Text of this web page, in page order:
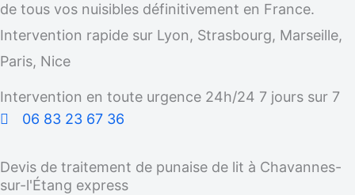
de tous vos nuisibles définitivement en France.
Intervention rapide sur Lyon, Strasbourg, Marseille,
Paris, Nice
Intervention en toute urgence 24h/24 7 jours sur 7
06 83 23 67 36
Devis de traitement de punaise de lit à Chavannes-
sur-l'Étang express